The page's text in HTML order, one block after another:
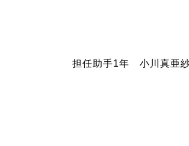
担任助手1年 小川真亜